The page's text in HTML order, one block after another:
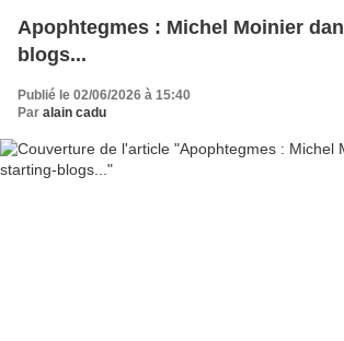
Apophtegmes : Michel Moinier
blogs...
Publié le 02/06/2026 à 15:40
Par alain cadu